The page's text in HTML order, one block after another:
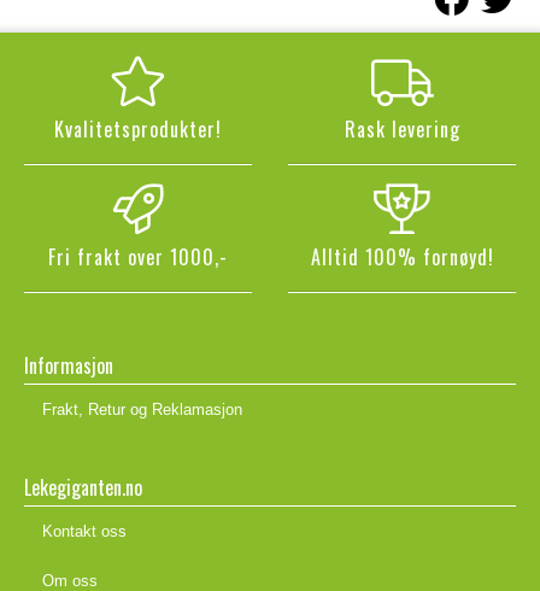
Kvalitetsprodukter! Rask levering
Fri frakt over 1000,- Alltid 100% fornøyd!
Informasjon
Frakt, Retur og Reklamasjon
Lekegiganten.no
Kontakt oss
Om oss